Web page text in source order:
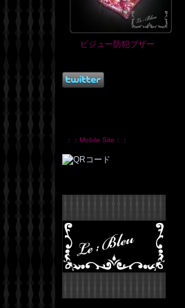
ビジュー防犯ブザー
：：Mobile Site：：